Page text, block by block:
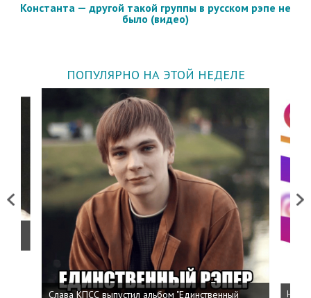
Константа — другой такой группы в русском рэпе не
было (видео)
ПОПУЛЯРНО НА ЭТОЙ НЕДЕЛЕ
Previous
Слава КПСС выпустил альбом "Единственный
Next